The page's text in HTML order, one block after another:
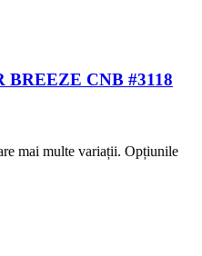
BREEZE CNB #3118
mai multe variații. Opțiunile